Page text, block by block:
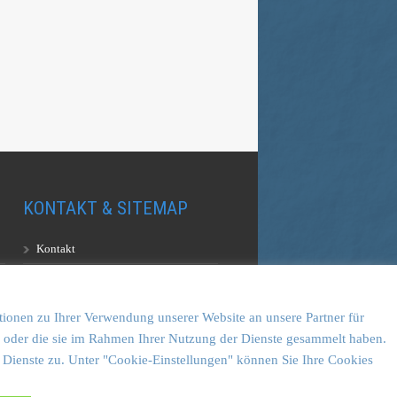
KONTAKT & SITEMAP
Kontakt
Vulkankultour-BUFF®
zu Ihrer Verwendung unserer Website an unsere Partner für
die sie im Rahmen Ihrer Nutzung der Dienste gesammelt haben.
zu. Unter "Cookie-Einstellungen" können Sie Ihre Cookies